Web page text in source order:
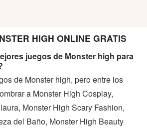
HIGH ONLINE GRATIS
juegos de Monster high para
de Monster high, pero entre los
a Monster High Cosplay,
Monster High Scary Fashion,
del Baño, Monster High Beauty